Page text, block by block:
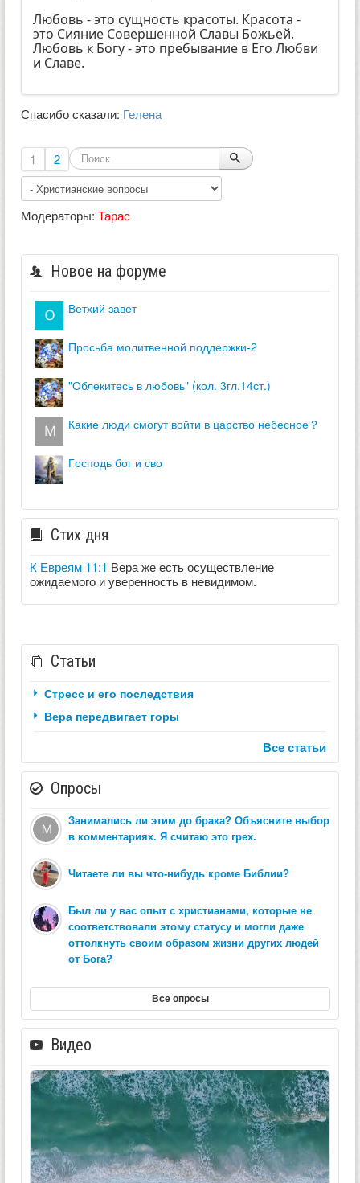
Любовь - это сущность красоты. Красота -
это Сияние Совершенной Славы Божьей.
Любовь к Богу - это пребывание в Его Любви
и Славе.
Спасибо сказали: Гелена
1 2
Модераторы: Тарас
Новое на форуме
ветхий завет
просьба молитвенной поддержки-2
"облекитесь в любовь" (кол. 3гл.14ст.)
какие люди смогут войти в царство небесное？
господь бог и сво
Стих дня
К Евреям 11:1 Вера же есть осуществление
ожидаемого и уверенность в невидимом.
Статьи
Стресс и его последствия
Вера передвигает горы
Все статьи
Опросы
Занимались ли этим до брака? Объясните выбор
в комментариях. Я считаю это грех.
Читаете ли вы что-нибудь кроме Библии?
Был ли у вас опыт с христианами, которые не
соответствовали этому статусу и могли даже
оттолкнуть своим образом жизни других людей
от Бога?
Все опросы
Видео